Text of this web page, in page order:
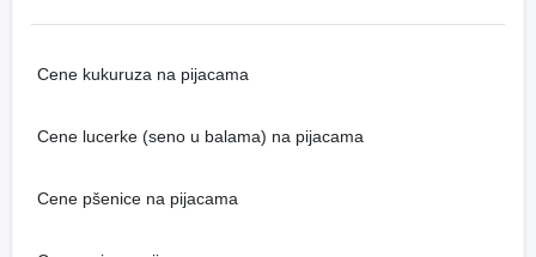
Cene kukuruza na pijacama
Cene lucerke (seno u balama) na pijacama
Cene pšenice na pijacama